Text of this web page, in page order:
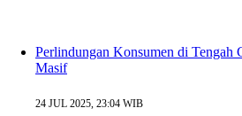
Perlindungan Konsumen di Tengah
Masif
24 JUL 2025, 23:04 WIB